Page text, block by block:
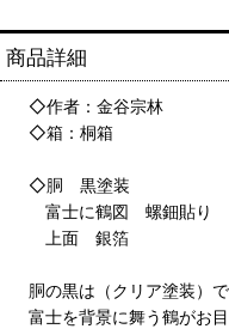
商品詳細
◇作者：金谷宗林
◇箱：桐箱
◇胴 黒塗装
富士に鶴図 螺鈿貼り
上面 銀箔
胴の黒は（クリア塗装）で
富士を背景に舞う鶴がお目